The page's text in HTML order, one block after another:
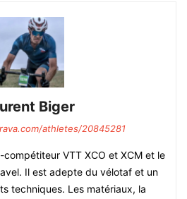
Biger
athletes/20845281
VTT XCO et XCM et le
Il est adepte du vélotaf et un
techniques. Les matériaux, la